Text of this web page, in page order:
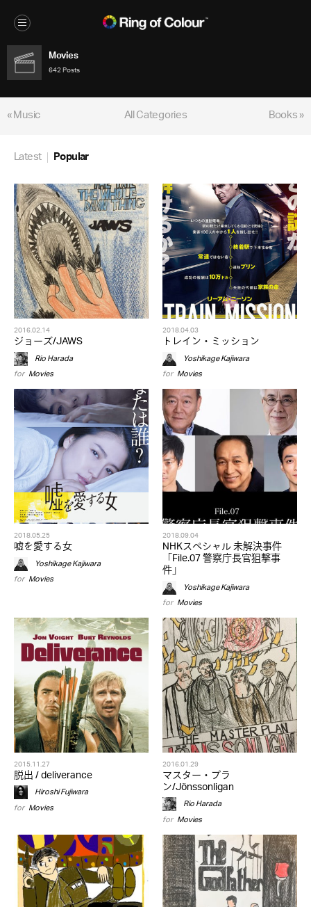
Movies
642 Posts
« Music Books »
All Categories
Latest Popular
2016.02.14
ジョーズ/JAWS
Rio Harada
for Movies
2018.04.03
トレイン・ミッション
Yoshikage Kajiwara
for Movies
2018.05.25
嘘を愛する女
Yoshikage Kajiwara
for Movies
2018.09.04
NHKスペシャル 未解決事件
「File.07 警察庁長官狙撃事
件」
Yoshikage Kajiwara
for Movies
2015.11.27
脱出 / deliverance
Hiroshi Fujiwara
for Movies
2016.01.29
マスター・プラ
ン/Jönssonligan
Rio Harada
for Movies